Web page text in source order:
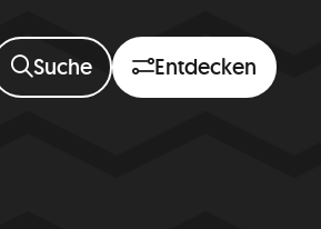
Suche Entdecken